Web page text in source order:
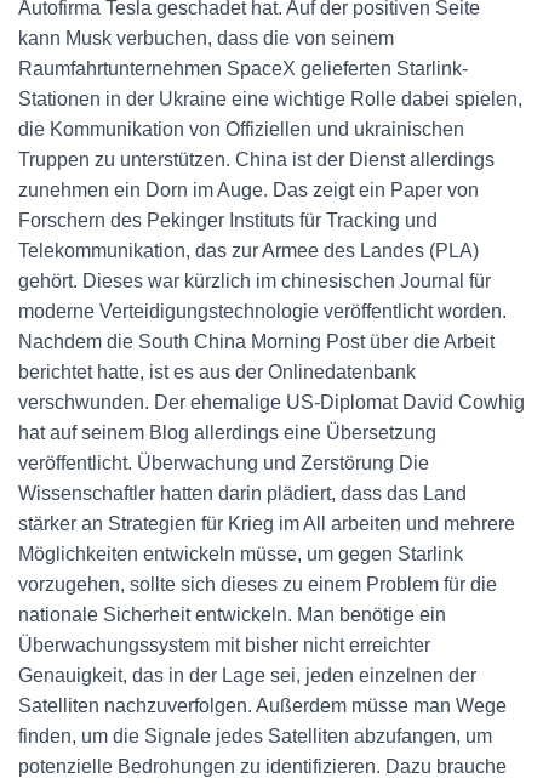
Autofirma Tesla geschadet hat. Auf der positiven Seite
kann Musk verbuchen, dass die von seinem
Raumfahrtunternehmen SpaceX gelieferten Starlink-
Stationen in der Ukraine eine wichtige Rolle dabei spielen,
die Kommunikation von Offiziellen und ukrainischen
Truppen zu unterstützen. China ist der Dienst allerdings
zunehmen ein Dorn im Auge. Das zeigt ein Paper von
Forschern des Pekinger Instituts für Tracking und
Telekommunikation, das zur Armee des Landes (PLA)
gehört. Dieses war kürzlich im chinesischen Journal für
moderne Verteidigungstechnologie veröffentlicht worden.
Nachdem die South China Morning Post über die Arbeit
berichtet hatte, ist es aus der Onlinedatenbank
verschwunden. Der ehemalige US-Diplomat David Cowhig
hat auf seinem Blog allerdings eine Übersetzung
veröffentlicht. Überwachung und Zerstörung Die
Wissenschaftler hatten darin plädiert, dass das Land
stärker an Strategien für Krieg im All arbeiten und mehrere
Möglichkeiten entwickeln müsse, um gegen Starlink
vorzugehen, sollte sich dieses zu einem Problem für die
nationale Sicherheit entwickeln. Man benötige ein
Überwachungssystem mit bisher nicht erreichter
Genauigkeit, das in der Lage sei, jeden einzelnen der
Satelliten nachzuverfolgen. Außerdem müsse man Wege
finden, um die Signale jedes Satelliten abzufangen, um
potenzielle Bedrohungen zu identifizieren. Dazu brauche